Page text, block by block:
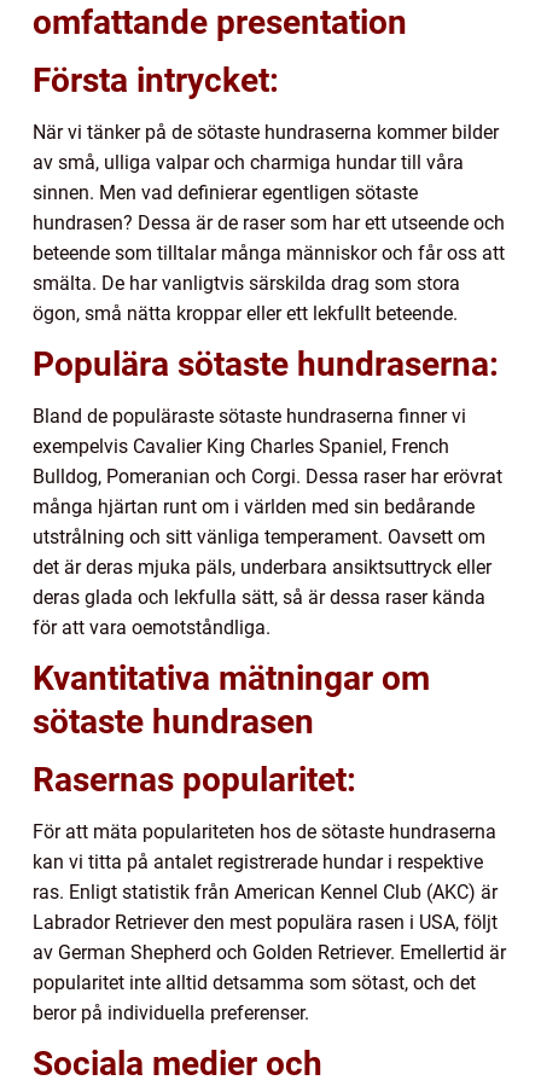
omfattande presentation
Första intrycket:
När vi tänker på de sötaste hundraserna kommer bilder
av små, ulliga valpar och charmiga hundar till våra
sinnen. Men vad definierar egentligen sötaste
hundrasen? Dessa är de raser som har ett utseende och
beteende som tilltalar många människor och får oss att
smälta. De har vanligtvis särskilda drag som stora
ögon, små nätta kroppar eller ett lekfullt beteende.
Populära sötaste hundraserna:
Bland de populäraste sötaste hundraserna finner vi
exempelvis Cavalier King Charles Spaniel, French
Bulldog, Pomeranian och Corgi. Dessa raser har erövrat
många hjärtan runt om i världen med sin bedårande
utstrålning och sitt vänliga temperament. Oavsett om
det är deras mjuka päls, underbara ansiktsuttryck eller
deras glada och lekfulla sätt, så är dessa raser kända
för att vara oemotståndliga.
Kvantitativa mätningar om
sötaste hundrasen
Rasernas popularitet:
För att mäta populariteten hos de sötaste hundraserna
kan vi titta på antalet registrerade hundar i respektive
ras. Enligt statistik från American Kennel Club (AKC) är
Labrador Retriever den mest populära rasen i USA, följt
av German Shepherd och Golden Retriever. Emellertid är
popularitet inte alltid detsamma som sötast, och det
beror på individuella preferenser.
Sociala medier och